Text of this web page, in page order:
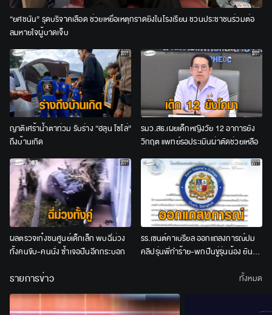
“ยศชนัน” รุดบริจาคเลือด ช่วยเหยื่อเหตุกราดยิงในโรงเรียน ชวนประชาชนร่วมต่อ
ลมหายใจผู้บาดเจ็บ
ญาติเศร้าน้ำตาท่วม รับร่าง “ฮลุน โซโล่”
ถึงบ้านเกิด
รมว.สธ.เผยเด็กหญิงวัย 12 อาการยัง
วิกฤต แพทย์รอประเมินผ่าตัดช่วยเหลือ
ผลตรวจเก๋งชนศูนย์เด็กเล็ก พบฉี่ม่วง
ทั้งคนขับ-คนนั่ง ซ้ำเจอปืนอีกกระบอก
รร.เซนต์คาเบรียล ออกแถลงการณ์ปม
คลิปรุ่นพี่ทำร้าย-พกปืนขู่รุ่นน้อง ยัน
รายการข่าว ทั้งหมด